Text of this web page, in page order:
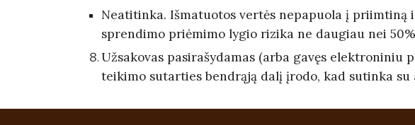
Neatitinka. Išmatuotos vertės nepapuola į
sprendimo priėmimo lygio rizika ne daugiau nei
Užsakovas pasirašydamas (arba gavęs elektroniniu
teikimo sutarties bendrąją dalį įrodo, kad sutinka